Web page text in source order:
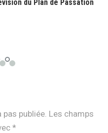
du Plan de Passation
publiée. Les champs
*